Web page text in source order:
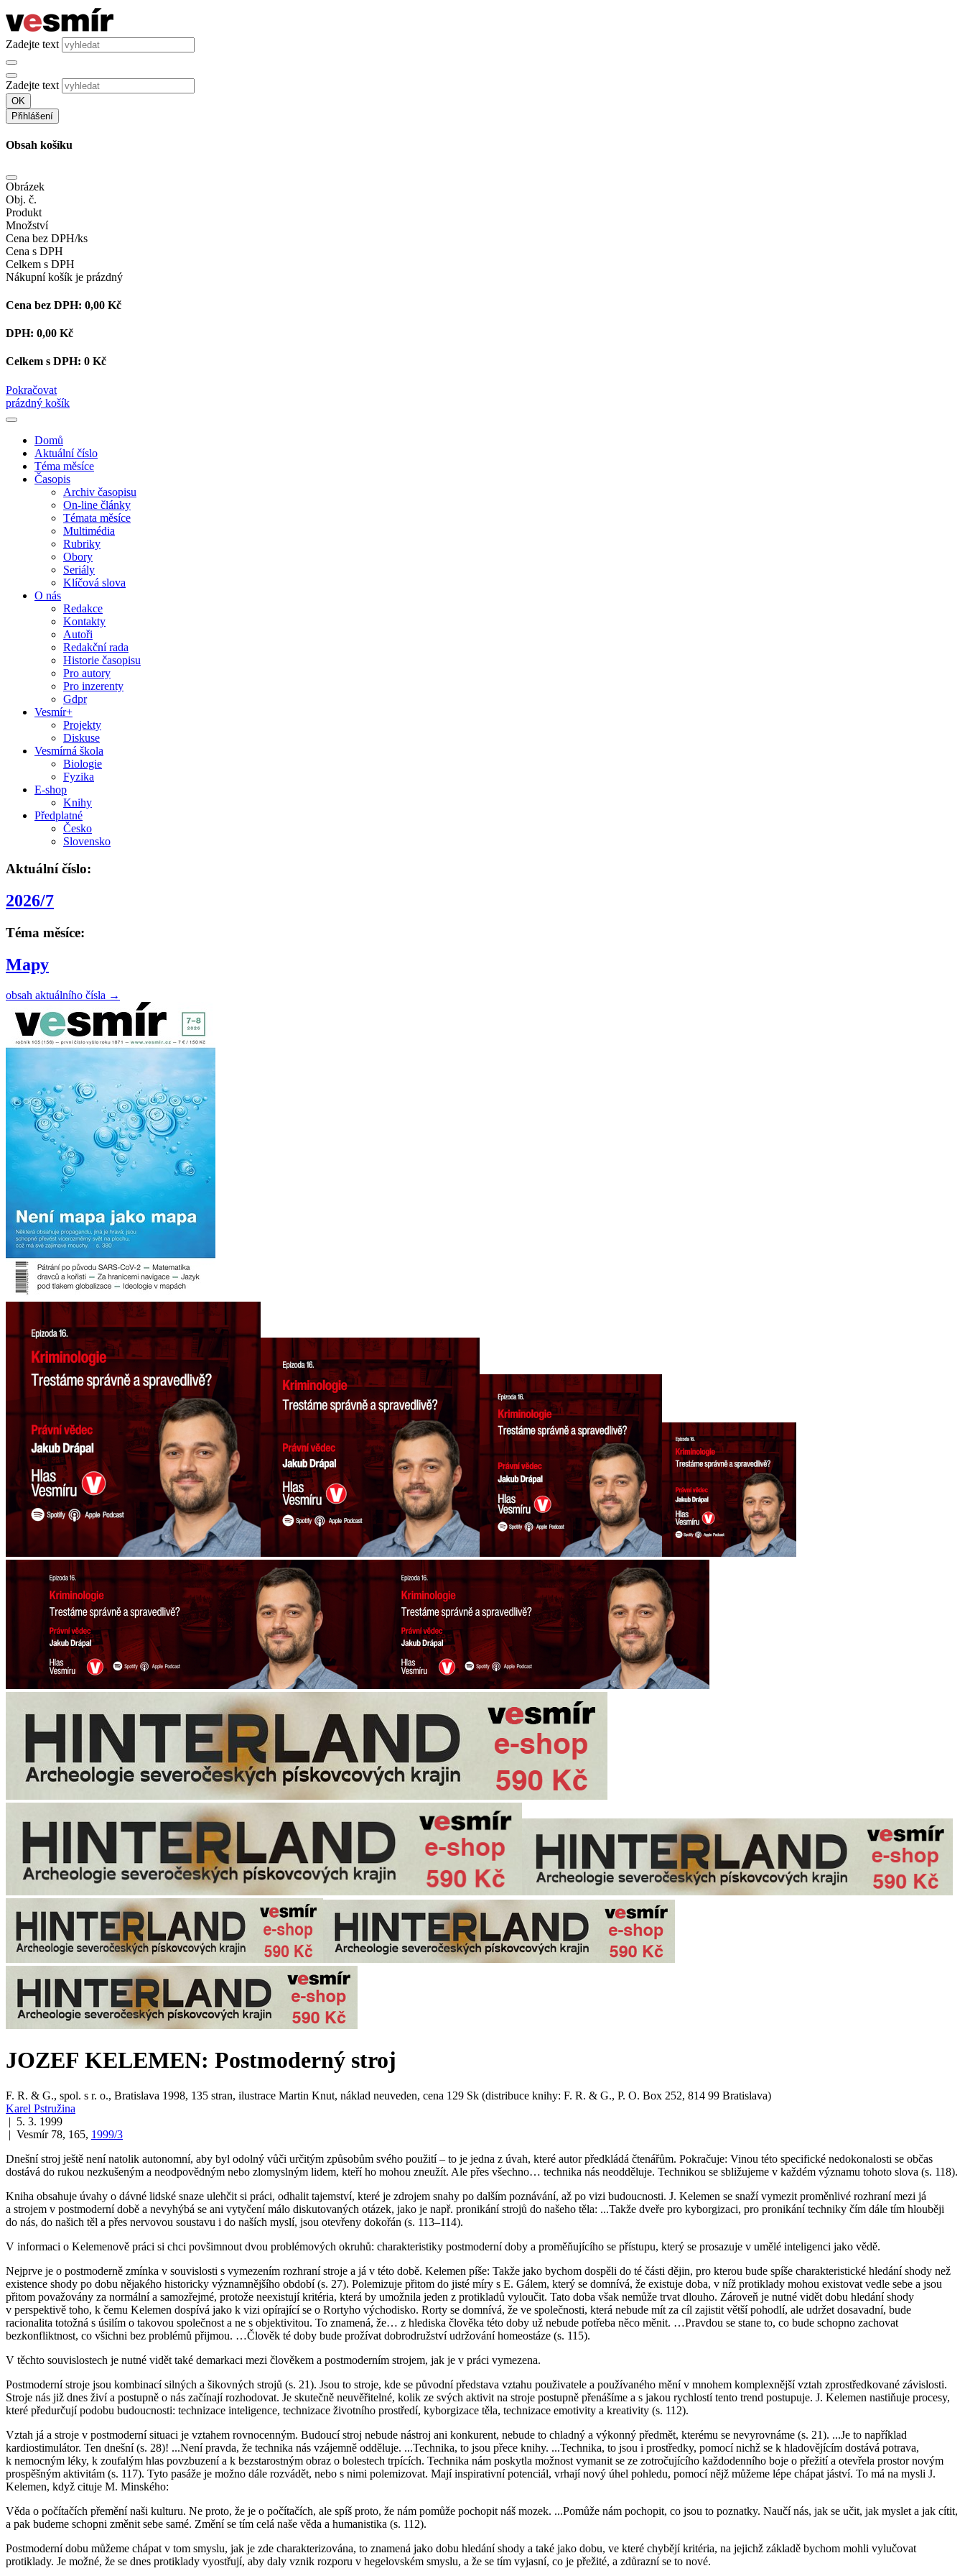
Zadejte text
Zadejte text
OK
Přihlášení
Obsah košíku
Obrázek
Obj. č.
Produkt
Množství
Cena bez DPH/ks
Cena s DPH
Celkem s DPH
Nákupní košík je prázdný
Cena bez DPH: 0,00 Kč
DPH: 0,00 Kč
Celkem s DPH: 0 Kč
Pokračovat
prázdný košík
Domů
Aktuální číslo
Téma měsíce
Časopis
Archiv časopisu
On-line články
Témata měsíce
Multimédia
Rubriky
Obory
Seriály
Klíčová slova
O nás
Redakce
Kontakty
Autoři
Redakční rada
Historie časopisu
Pro autory
Pro inzerenty
Gdpr
Vesmír+
Projekty
Diskuse
Vesmírná škola
Biologie
Fyzika
E-shop
Knihy
Předplatné
Česko
Slovensko
Aktuální číslo:
2026/7
Téma měsíce:
Mapy
obsah aktuálního čísla →
JOZEF KELEMEN: Postmoderný stroj
F. R. & G., spol. s r. o., Bratislava 1998, 135 stran, ilustrace Martin Knut, náklad neuveden, cena 129 Sk (distribuce knihy: F. R. & G., P. O. Box 252, 814 99 Bratislava)
Karel Pstružina
| 5. 3. 1999
| Vesmír 78, 165, 1999/3
Dnešní stroj ještě není natolik autonomní, aby byl odolný vůči určitým způsobům svého použití– to je jedna z úvah, které autor předkládá čtenářům. Pokračuje: Vinou této specifické nedokonalosti se občas
dostává do rukou nezkušeným a neodpovědným nebo zlomyslným lidem, kteří ho mohou zneužít. Ale přes všechno… technika nás neodděluje. Technikou se sbližujeme v každém významu tohoto slova (s. 118).
Kniha obsahuje úvahy o dávné lidské snaze ulehčit si práci, odhalit tajemství, které je zdrojem snahy po dalším poznávání, až po vizi budoucnosti. J. Kelemen se snaží vymezit proměnlivé rozhraní mezi já
a strojem v postmoderní době a nevyhýbá se ani vytyčení málo diskutovaných otázek, jako je např. pronikání strojů do našeho těla: ...Takže dveře pro kyborgizaci, pro pronikání techniky čím dále tím hlouběji
do nás, do našich těl a přes nervovou soustavu i do naších myslí, jsou otevřeny dokořán (s. 113–114).
V informaci o Kelemenově práci si chci povšimnout dvou problémových okruhů: charakteristiky postmoderní doby a proměňujícího se přístupu, který se prosazuje v umělé inteligenci jako vědě.
Nejprve je o postmoderně zmínka v souvislosti s vymezením rozhranístroje a já v této době. Kelemen píše: Takže jako bychom dospěli do té části dějin, pro kterou bude spíše charakteristické hledání shody než
existence shody po dobu nějakého historicky významnějšího období(s. 27). Polemizuje přitom do jisté míry s E. Gálem, který se domnívá, že existuje doba, v níž protiklady mohou existovat vedle sebe a jsou
přitom považovány za normální a samozřejmé, protože neexistují kritéria, která by umožnila jeden z protikladů vyloučit. Tato doba však nemůže trvat dlouho. Zároveň je nutné vidět dobu hledání shody
v perspektivě toho, k čemu Kelemen dospívá jako k vizi opírající se o Rortyho východisko. Rorty se domnívá, že ve společnosti, která nebude mít za cíl zajistit větší pohodlí, ale udržet dosavadní, bude
racionalita totožná s úsilím o takovou společnost a ne s objektivitou. To znamená, že… z hlediska člověka této doby už nebude potřeba něco měnit. …Pravdou se stane to, co bude schopno zachovat
bezkonfliktnost, co všichni bez problémů přijmou. …Člověk té doby bude prožívat dobrodružství udržování homeostáze (s. 115).
V těchto souvislostech je nutné vidět také demarkaci mezi člověkem a postmoderním strojem, jak je v práci vymezena.
Postmoderní stroje jsou kombinacísilných a šikovných strojů (s. 21). Jsou to stroje, kde se původní představa vztahu použivatele a používaného mění v mnohem komplexnější vztah zprostředkované závislosti.
Stroje nás již dnes živí a postupně o nás začínají rozhodovat. Je skutečně neuvěřitelné, kolik ze svých aktivit na stroje postupně přenášíme a s jakou rychlostí tento trend postupuje. J. Kelemen nastiňuje procesy,
které předurčují podobu budoucnosti: technizace inteligence, technizace životního prostředí, kyborgizace těla, technizace emotivity a kreativity (s. 112).
Vztah já a stroje v postmoderní situaci je vztahem rovnocenným. Budoucí stroj nebude nástroj ani konkurent, nebude to chladný a výkonný předmět, kterému se nevyrovnáme (s. 21). ...Je to například
kardiostimulátor. Ten dnešní (s. 28)! ...Není pravda, že technika nás vzájemně odděluje. ...Technika, to jsou přece knihy. ...Technika, to jsou i prostředky, pomocí nichž se k hladovějícím dostává potrava,
k nemocným léky, k zoufalým hlas povzbuzení a k bezstarostným obraz o bolestech trpících. Technika nám poskytla možnost vymanit se ze zotročujícího každodenního boje o přežití a otevřela prostor novým
prospěšným aktivitám (s. 117). Tyto pasáže je možno dále rozvádět, nebo s nimi polemizovat. Mají inspirativní potenciál, vrhají nový úhel pohledu, pomocí nějž můžeme lépe chápat jáství. To má na mysli J.
Kelemen, když cituje M. Minského:
Věda o počítačích přemění naši kulturu. Ne proto, že je o počítačích, ale spíš proto, že nám pomůže pochopit náš mozek. ...Pomůže nám pochopit, co jsou to poznatky. Naučí nás, jak se učit, jak myslet a jak cítit,
a pak budeme schopni změnit sebe samé. Změní se tím celá naše věda a humanistika (s. 112).
Postmoderní dobu můžeme chápat v tom smyslu, jak je zde charakterizována, to znamená jako dobu hledání shody a také jako dobu, ve které chybějí kritéria, na jejichž základě bychom mohli vylučovat
protiklady. Je možné, že se dnes protiklady vyostřují, aby daly vznik rozporu v hegelovském smyslu, a že se tím vyjasní, co je přežité, a zdůrazní se to nové.